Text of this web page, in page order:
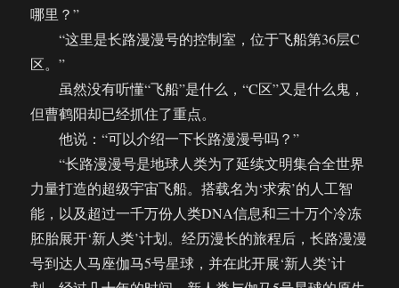
哪里？”
“这里是长路漫漫号的控制室，位于飞船第36层C
区。”
虽然没有听懂“飞船”是什么，“C区”又是什么鬼，
但曹鹤阳却已经抓住了重点。
他说：“可以介绍一下长路漫漫号吗？”
“长路漫漫号是地球人类为了延续文明集合全世界
力量打造的超级宇宙飞船。搭载名为‘求索’的人工智
能，以及超过一千万份人类DNA信息和三十万个冷冻
胚胎展开‘新人类’计划。经历漫长的旅程后，长路漫漫
号到达人马座伽马5号星球，并在此开展‘新人类’计